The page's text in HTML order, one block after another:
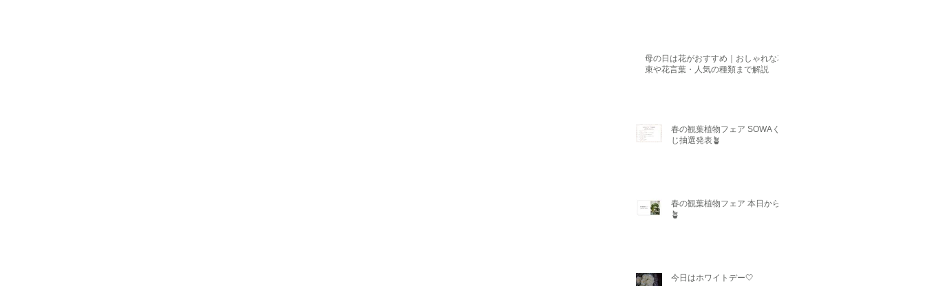
母の日は花がおすすめ｜おしゃれな花
束や花言葉・人気の種類まで解説
春の観葉植物フェア SOWAく
じ抽選発表🪴
春の観葉植物フェア 本日から
🪴
今日はホワイトデー🤍